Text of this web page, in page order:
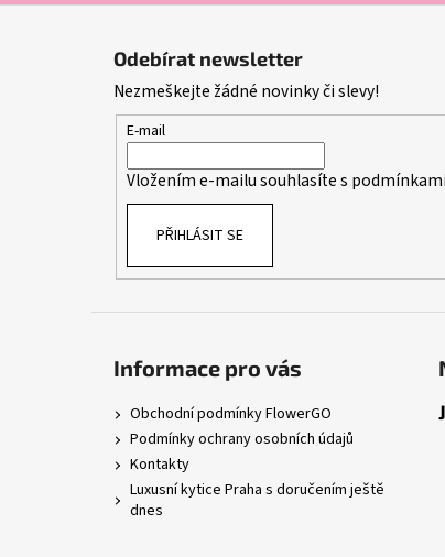
Odebírat newsletter
Nezmeškejte žádné novinky či slevy!
E-mail
Vložením e-mailu souhlasíte s
PŘIHLÁSIT SE
Informace pro vás
Obchodní podmínky FlowerGO
Podmínky ochrany osobních údajů
Kontakty
Luxusní kytice Praha s doručením ještě
dnes